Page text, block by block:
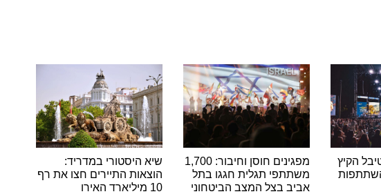
הקיץ
מפגינים חוסן וחיבור: 1,700
משתתפי תגלית חגגו בתל
אביב בצל המצב הביטחוני
שיא היסטורי במדריד:
הוצאות התיירים חצו את רף